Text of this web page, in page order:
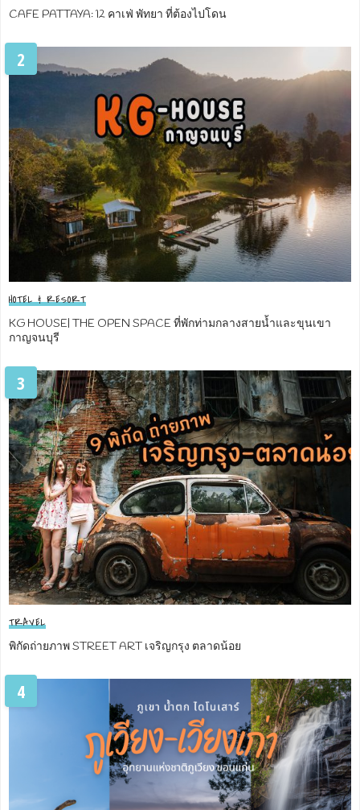
CAFE PATTAYA: 12 คาเฟ่ พัทยา ที่ต้องไปโดน
2
HOTEL & RESORT
KG HOUSE| THE OPEN SPACE ที่พักท่ามกลางสายน้ำและขุนเขา
กาญจนบุรี
3
TRAVEL
พิกัดถ่ายภาพ STREET ART เจริญกรุง ตลาดน้อย
4